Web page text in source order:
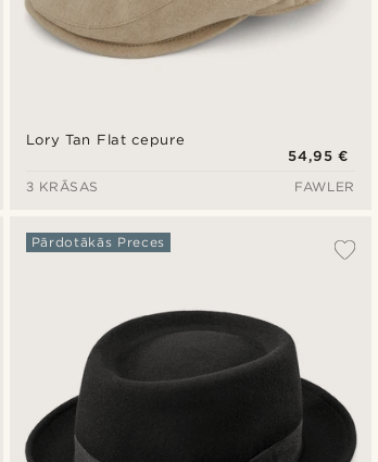
Lory Tan Flat cepure
54,95 €
3 KRĀSAS
FAWLER
Pārdotākās Preces